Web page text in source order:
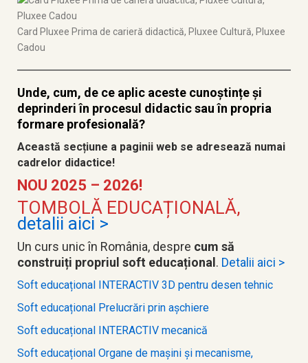
Card Pluxee Prima de carieră didactică, Pluxee Cultură, Pluxee
Cadou
Unde, cum, de ce aplic aceste cunoștințe și
deprinderi în procesul didactic sau în propria
formare profesională?
Această secțiune a paginii web se adresează numai
cadrelor didactice!
NOU 2025 – 2026!
TOMBOLĂ EDUCAȚIONALĂ,
detalii aici >
Un curs unic în România, despre cum să
construiți propriul soft educațional . Detalii aici >
Soft educațional INTERACTIV 3D pentru desen tehnic
Soft educațional Prelucrări prin așchiere
Soft educațional INTERACTIV mecanică
Soft educațional Organe de mașini și mecanisme,